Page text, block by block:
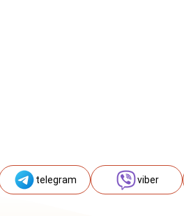
telegram viber